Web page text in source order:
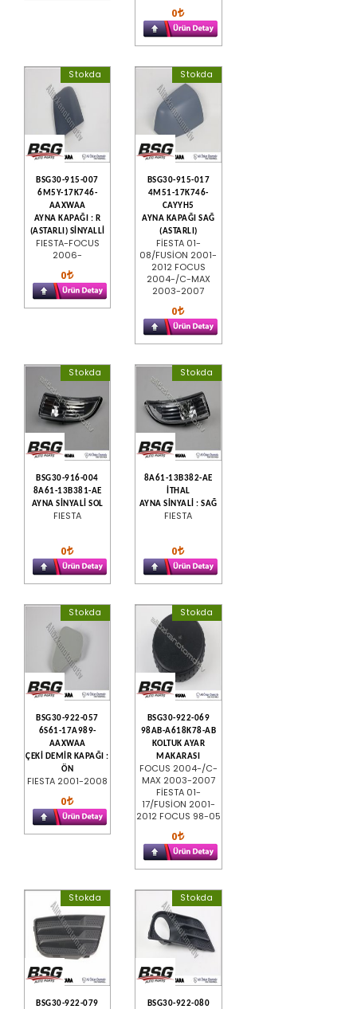
0
Stokda
BSG30-915-007
6M5Y-17K746-
AAXWAA
AYNA KAPAĞI : R
(ASTARLI) SİNYALLİ
FIESTA-FOCUS
2006-
0
Stokda
BSG30-915-017
4M51-17K746-
CAYYH5
AYNA KAPAĞI SAĞ
(ASTARLI)
FİESTA 01-
08/FUSİON 2001-
2012 FOCUS
2004-/C-MAX
2003-2007
0
Stokda
BSG30-916-004
8A61-13B381-AE
AYNA SİNYALİ SOL
FIESTA
0
Stokda
8A61-13B382-AE
İTHAL
AYNA SİNYALİ : SAĞ
FIESTA
0
Stokda
BSG30-922-057
6S61-17A989-
AAXWAA
ÇEKİ DEMİR KAPAĞI :
ÖN
FIESTA 2001-2008
0
Stokda
BSG30-922-069
98AB-A618K78-AB
KOLTUK AYAR
MAKARASI
FOCUS 2004-/C-
MAX 2003-2007
FİESTA 01-
17/FUSİON 2001-
2012 FOCUS 98-05
0
Stokda
BSG30-922-079
Stokda
BSG30-922-080